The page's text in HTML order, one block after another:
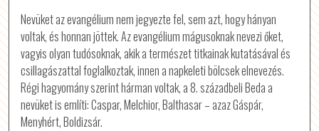
Nevüket az evangélium nem jegyezte fel, sem azt, hogy hányan
voltak, és honnan jöttek. Az evangélium mágusoknak nevezi őket,
vagyis olyan tudósoknak, akik a természet titkainak kutatásával és
csillagászattal foglalkoztak, innen a napkeleti bölcsek elnevezés.
Régi hagyomány szerint hárman voltak, a 8. századbeli Beda a
nevüket is említi: Caspar, Melchior, Balthasar – azaz Gáspár,
Menyhért, Boldizsár.